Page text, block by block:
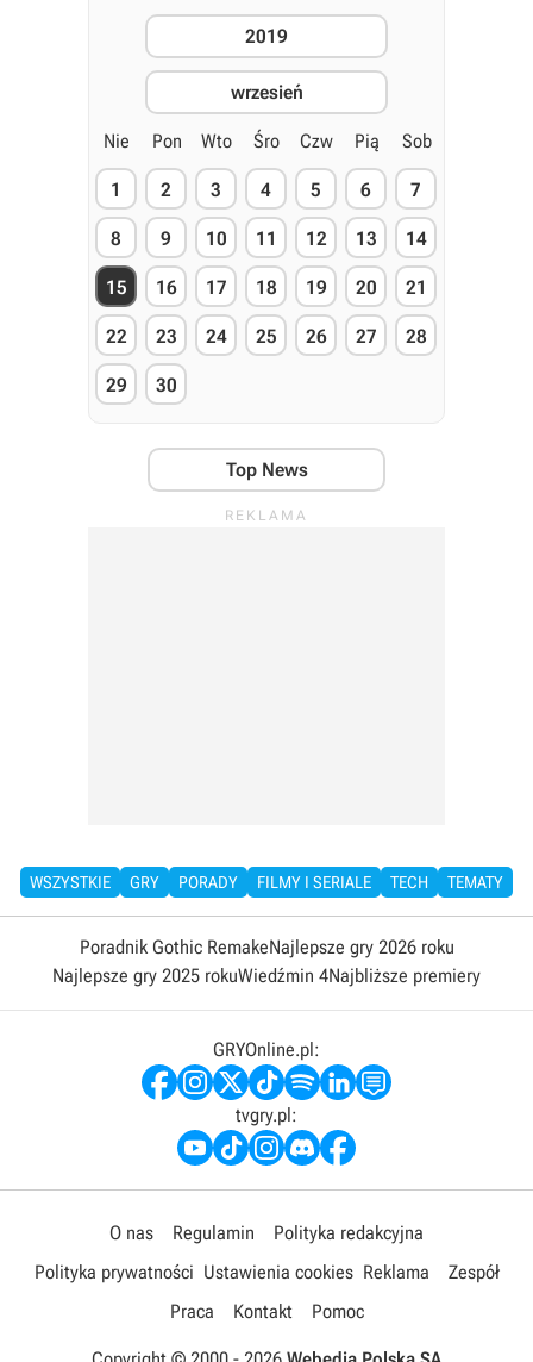
2019
wrzesień
Nie Pon Wto Śro Czw Pią Sob
1 2 3 4 5 6 7
8 9 10 11 12 13 14
15 16 17 18 19 20 21
22 23 24 25 26 27 28
29 30
Top News
WSZYSTKIE GRY PORADY FILMY I SERIALE TECH TEMATY
Poradnik Gothic RemakeNajlepsze gry 2026 roku
Najlepsze gry 2025 rokuWiedźmin 4Najbliższe premiery
GRYOnline.pl:
tvgry.pl:
O nas Regulamin
Polityka redakcyjna
Polityka prywatności Ustawienia cookies Reklama
Zespół
Praca
Kontakt Pomoc